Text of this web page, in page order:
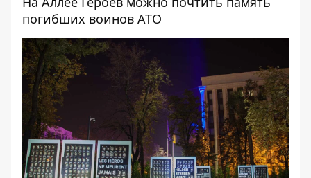
погибших воинов АТО